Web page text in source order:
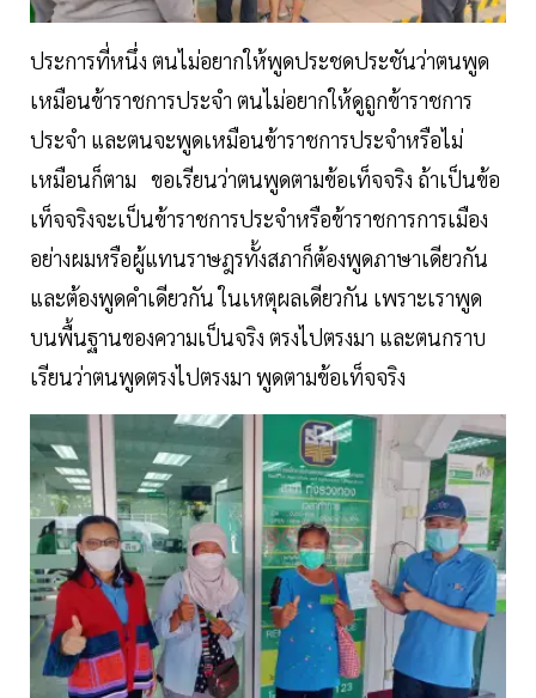
ประการที่หนึ่ง ตนไม่อยากให้พูดประชดประชันว่าตนพูด
เหมือนข้าราชการประจำ ตนไม่อยากให้ดูถูกข้าราชการ
ประจำ และตนจะพูดเหมือนข้าราชการประจำหรือไม่
เหมือนก็ตาม ขอเรียนว่าตนพูดตามข้อเท็จจริง ถ้าเป็นข้อ
เท็จจริงจะเป็นข้าราชการประจำหรือข้าราชการการเมือง
อย่างผมหรือผู้แทนราษฎรทั้งสภาก็ต้องพูดภาษาเดียวกัน
และต้องพูดคำเดียวกัน ในเหตุผลเดียวกัน เพราะเราพูด
บนพื้นฐานของความเป็นจริง ตรงไปตรงมา และตนกราบ
เรียนว่าตนพูดตรงไปตรงมา พูดตามข้อเท็จจริง